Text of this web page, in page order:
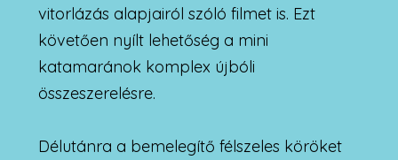
vitorlázás alapjairól szóló filmet is. Ezt
követően nyílt lehetőség a mini
katamaránok komplex újbóli
összeszerelésre.
Délutánra a bemelegítő félszeles köröket